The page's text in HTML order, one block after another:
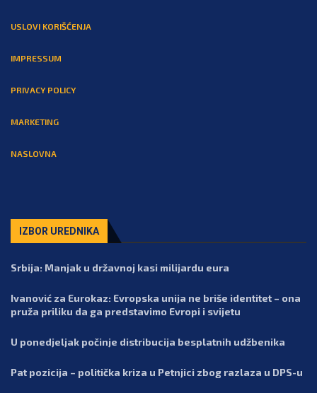
USLOVI KORIŠĆENJA
IMPRESSUM
PRIVACY POLICY
MARKETING
NASLOVNA
IZBOR UREDNIKA
Srbija: Manjak u državnoj kasi milijardu eura
Ivanović za Eurokaz: Evropska unija ne briše identitet – ona
pruža priliku da ga predstavimo Evropi i svijetu
U ponedjeljak počinje distribucija besplatnih udžbenika
Pat pozicija – politička kriza u Petnjici zbog razlaza u DPS-u